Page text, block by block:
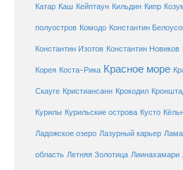
Катар Каш Кейптаун Кильдин Кипр
полуостров Комодо Константин
Константин Изотов Константин Новиков
Корея Коста-Рика Красное море
Скауге Кристиансанн Крокодил
Курилы Курильские острова Кусто
Ладожское озеро Лазурный карьер Лама
область Летняя Золотица Лиинахамари